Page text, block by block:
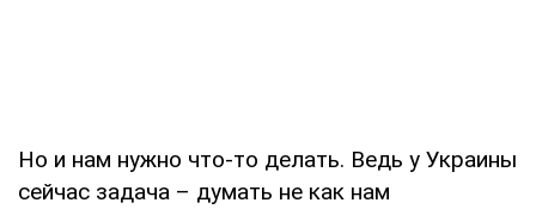
Но и нам нужно что-то делать. Ведь у Украины
сейчас задача – думать не как нам